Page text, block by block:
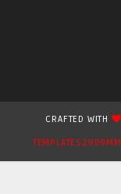
CRAFTED WITH